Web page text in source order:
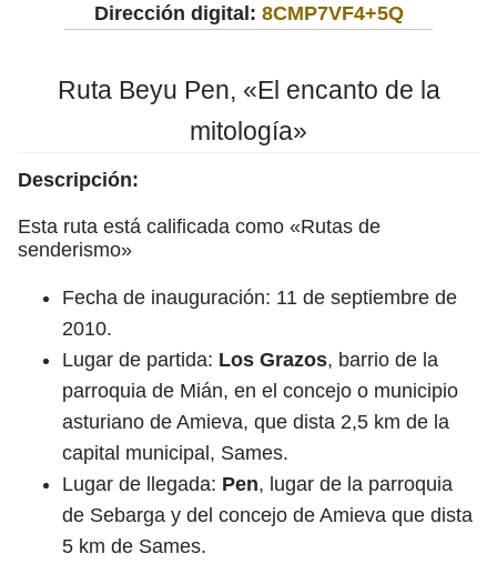
Dirección digital: 8CMP7VF4+5Q
Ruta Beyu Pen, «El encanto de la
mitología»
Descripción:
Esta ruta está calificada como «Rutas de
senderismo»
Fecha de inauguración: 11 de septiembre de
2010.
Lugar de partida: Los Grazos, barrio de la
parroquia de Mián, en el concejo o municipio
asturiano de Amieva, que dista 2,5 km de la
capital municipal, Sames.
Lugar de llegada: Pen, lugar de la parroquia
de Sebarga y del concejo de Amieva que dista
5 km de Sames.